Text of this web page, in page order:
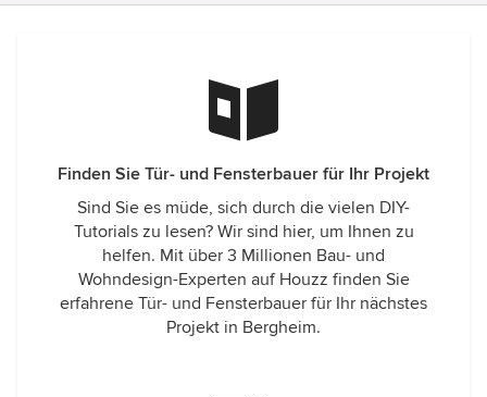
Finden Sie Tür- und Fensterbauer für Ihr Projekt
Sind Sie es müde, sich durch die vielen DIY-
Tutorials zu lesen? Wir sind hier, um Ihnen zu
helfen. Mit über 3 Millionen Bau- und
Wohndesign-Experten auf Houzz finden Sie
erfahrene Tür- und Fensterbauer für Ihr nächstes
Projekt in Bergheim.